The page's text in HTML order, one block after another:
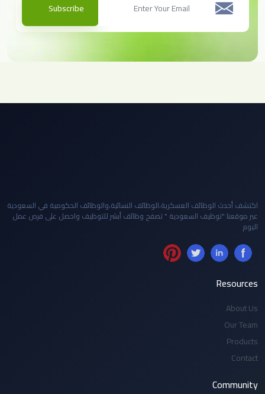
Subscribe
اكتشف أحدث الوظائف العسكرية،الوظائف النسائية،والوظائف الحكومية في السعودية
عبر موقعنا "توظيف السعودية " تصفح وظائف أبشر للتوظيف واحصل على فرص عمل
اليوم
Resources
About Us
Our Team
Products
Contact
Community